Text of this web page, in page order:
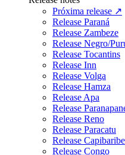
Próxima release ↗
Release Paraná
Release Zambeze
Release Negro/
Release Tocantins
Release Inn
Release Volga
Release Hamza
Release Apa
Release
Release Reno
Release Paracatu
Release Capibaribe
Release Congo